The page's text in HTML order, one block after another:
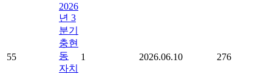
55
2026
년 3
분기
충현
동
자치
1 2026.06.10 276